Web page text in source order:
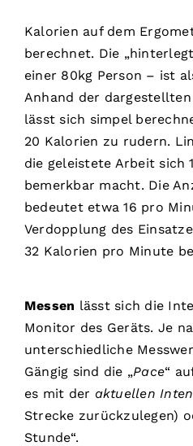
Kalorien auf dem
berechnet. Die
einer 80kg Person – ist
Anhand der
lässt sich simpel
20 Kalorien zu rudern.
die geleistete Arbeit sich
bemerkbar macht. Die
bedeutet etwa 16 pro
Verdopplung des
32 Kalorien pro Minute
Messen lässt sich die
Monitor des Geräts. Je
unterschiedliche
Gängig sind die „Pace“
es mit der aktuellen
Strecke zurückzulegen)
Stunde“.